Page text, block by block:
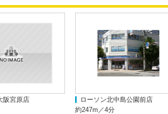
阪宮原店
ローソン北中島公園前店
約247m／4分